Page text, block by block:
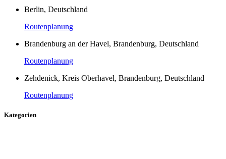
Berlin, Deutschland
Routenplanung
Brandenburg an der Havel, Brandenburg, Deutschland
Routenplanung
Zehdenick, Kreis Oberhavel, Brandenburg, Deutschland
Routenplanung
Kategorien